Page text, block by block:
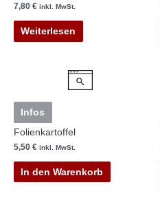
7,80 € inkl. MwSt.
Weiterlesen
Infos
Folienkartoffel
5,50 € inkl. MwSt.
In den Warenkorb